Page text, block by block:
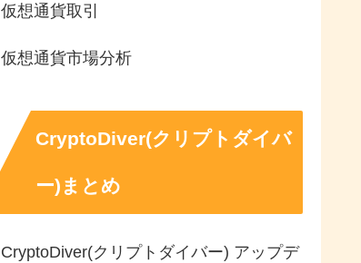
仮想通貨取引
仮想通貨市場分析
CryptoDiver(クリプトダイバ
ー)まとめ
CryptoDiver(クリプトダイバー) アップデ